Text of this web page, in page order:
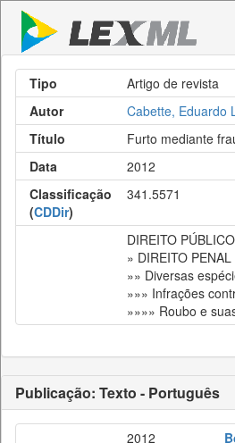
Tipo
Artigo de revista
Autor
Cabette, Eduardo
Título
Furto mediante
Data
2012
Classificação
(CDDir)
341.5571
DIREITO
» DIREITO PENAL
»» Diversas
»»» Infrações
»»»» Roubo e
Publicação: Texto - Português
2012